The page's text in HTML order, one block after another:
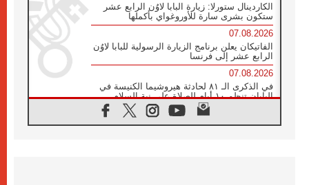
الكاردينال ستورلا: زيارة البابا لاوُن الرابع عشر
ستكون بشرى سارة للأوروغواي بأكملها
07.08.2026
الفاتيكان يعلن برنامج الزيارة الرسولية للبابا لاوُن
الرابع عشر إلى فرنسا
07.08.2026
في الذكرى الـ ٨١ لحادثة هيروشيما الكنيسة في
اليابان تنظم ١٠ أيام للصلاة على نية السلام
الكنيسة في الأوروغواي: زيارة البابا ستعزز